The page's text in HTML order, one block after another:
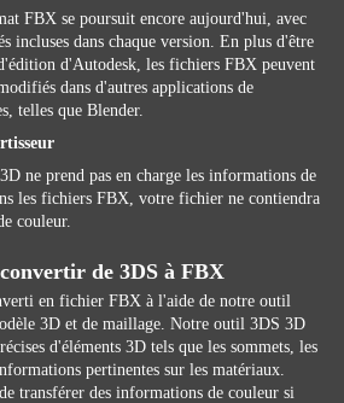
FBX se poursuit encore aujourd'hui, avec
incluses dans chaque version. En plus d'être
d'Autodesk, les fichiers FBX peuvent
dans d'autres applications de
telles que Blender.
ne prend pas en charge les informations de
les fichiers FBX, votre fichier ne contiendra
couleur.
de 3DS à FBX
en fichier FBX à l'aide de notre outil
3D et de maillage. Notre outil 3DS 3D
d'éléments 3D tels que les sommets, les
pertinentes sur les matériaux.
transférer des informations de couleur si